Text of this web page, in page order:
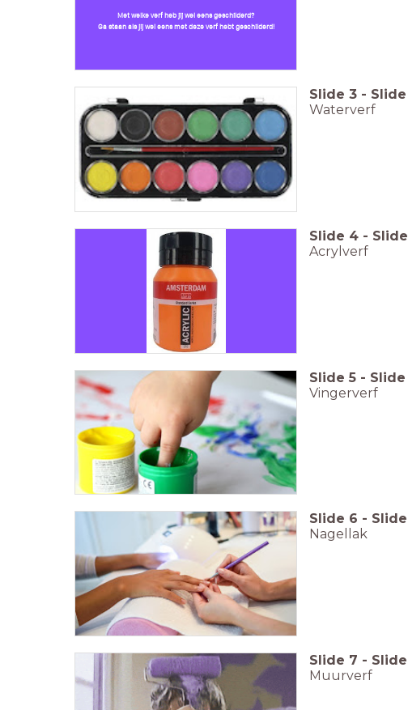
Met welke verf heb jij wel eens geschilderd?
Ga staan als jij wel eens met deze verf hebt geschilderd!
Slide 3 - Slide
Waterverf
Slide 4 - Slide
Acrylverf
Slide 5 - Slide
Vingerverf
Slide 6 - Slide
Nagellak
Slide 7 - Slide
Muurverf